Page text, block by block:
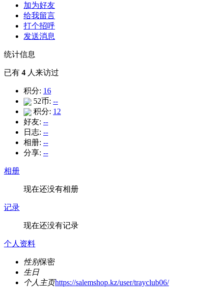
加为好友
给我留言
打个招呼
发送消息
统计信息
已有 4 人来访过
积分: 16
52币: --
积分: 12
好友: --
日志: --
相册: --
分享: --
相册
现在还没有相册
记录
现在还没有记录
个人资料
性别保密
生日
个人主页https://salemshop.kz/user/trayclub06/